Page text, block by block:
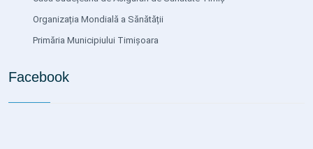
Organizația Mondială a Sănătății
Primăria Municipiului Timișoara
Facebook